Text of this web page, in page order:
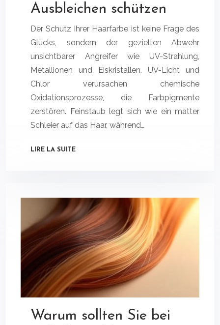
Ausbleichen schützen
Der Schutz Ihrer Haarfarbe ist keine Frage des
Glücks, sondern der gezielten Abwehr
unsichtbarer Angreifer wie UV-Strahlung,
Metallionen und Eiskristallen. UV-Licht und
Chlor verursachen chemische
Oxidationsprozesse, die Farbpigmente
zerstören. Feinstaub legt sich wie ein matter
Schleier auf das Haar, während…
LIRE LA SUITE
Warum sollten Sie bei